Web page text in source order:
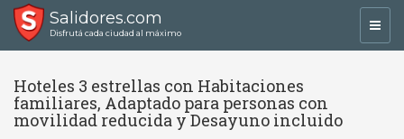
Salidores.com
Disfrutá cada ciudad al máximo
Hoteles 3 estrellas con Habitaciones
familiares, Adaptado para personas con
movilidad reducida y Desayuno incluido